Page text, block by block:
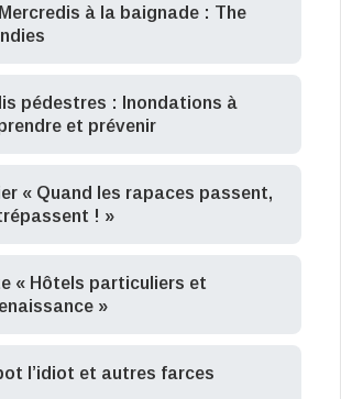
à la baignade : The
pédestres : Inondations à
et prévenir
« Quand les rapaces passent,
! »
« Hôtels particuliers et
»
l’idiot et autres farces